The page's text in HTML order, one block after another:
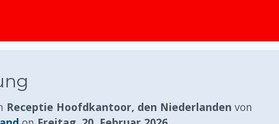
Receptie Hoofdkantoor, den Niederlanden von